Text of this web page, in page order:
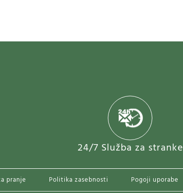
24/7 Služba za stranke
pranje Politika zasebnosti Pogoji uporabe